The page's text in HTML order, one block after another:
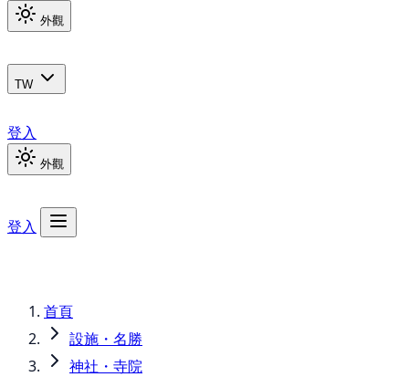
外觀
TW
登入
外觀
登入
首頁
設施・名勝
神社・寺院